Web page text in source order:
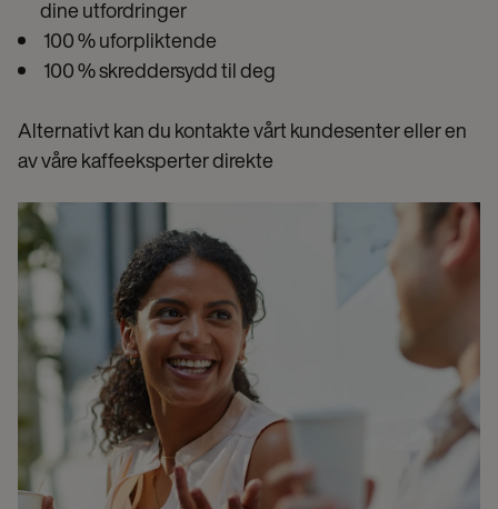
dine utfordringer
100 % uforpliktende
100 % skreddersydd til deg
Alternativt kan du kontakte vårt kundesenter eller en
av våre kaffeeksperter direkte